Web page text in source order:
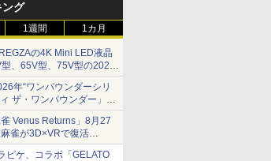
ング
1週間 1カ月
の4K Mini LED液晶
、65V型、75V型の2026
プ
年“ワンパウンダーシリ
ザ・ワンパウンダー」を
ソース」を使用した超大
雀 Venus Returns」8月27
雀が3D×VRで復活
オフになるセールが実施
ピケ、コラボ「GELATO